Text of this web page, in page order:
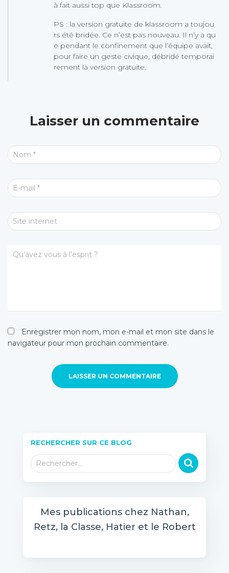
à fait aussi top que Klassroom.
PS : la version gratuite de klassroom a toujou
rs été bridée. Ce n’est pas nouveau. Il n’y a qu
e pendant le confinement que l’équipe avait,
pour faire un geste civique, débridé temporai
rement la version gratuite.
Laisser un commentaire
Nom *
E-mail *
Site internet
Qu’avez vous à l’esprit ?
Enregistrer mon nom, mon e-mail et mon site dans le
navigateur pour mon prochain commentaire.
RECHERCHER SUR CE BLOG
R Rechercher…
Mes publications chez Nathan,
Retz, la Classe, Hatier et le Robert